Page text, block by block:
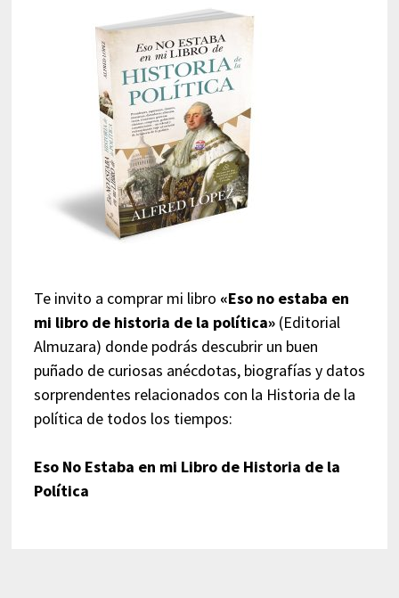
Te invito a comprar mi libro «Eso no estaba en
mi libro de historia de la política»(Editorial
Almuzara) donde podrás descubrir un buen
puñado de curiosas anécdotas, biografías y datos
sorprendentes relacionados con la Historia de la
política de todos los tiempos:
Eso No Estaba en mi Libro de Historia de la
Política